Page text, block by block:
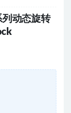
列动态旋转